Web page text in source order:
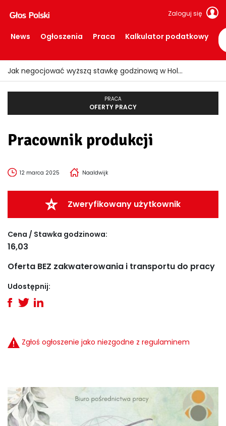
Zaloguj się
News Ogłoszenia Praca Kalkulator podatkowy
Jak negocjować wyższą stawkę godzinową w Holandii?
PRACA
OFERTY PRACY
Pracownik produkcji
12 marca 2025 Naaldwijk
Zweryfikowany użytkownik
Cena / Stawka godzinowa:
16,03
Oferta BEZ zakwaterowania i transportu do pracy
Udostępnij:
Zgłoś ogłoszenie jako niezgodne z regulaminem